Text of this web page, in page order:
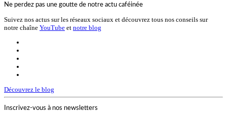
Ne perdez pas une goutte de notre actu caféinée
Suivez nos actus sur les réseaux sociaux et découvrez tous nos conseils sur
notre chaîne YouTube et notre blog
Découvrez le blog
Inscrivez-vous à nos newsletters